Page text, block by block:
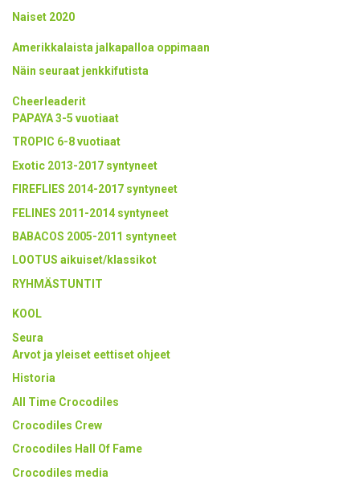
Naiset 2020
Amerikkalaista jalkapalloa oppimaan
Näin seuraat jenkkifutista
Cheerleaderit
PAPAYA 3-5 vuotiaat
TROPIC 6-8 vuotiaat
Exotic 2013-2017 syntyneet
FIREFLIES 2014-2017 syntyneet
FELINES 2011-2014 syntyneet
BABACOS 2005-2011 syntyneet
LOOTUS aikuiset/klassikot
RYHMÄSTUNTIT
KOOL
Seura
Arvot ja yleiset eettiset ohjeet
Historia
All Time Crocodiles
Crocodiles Crew
Crocodiles Hall Of Fame
Crocodiles media